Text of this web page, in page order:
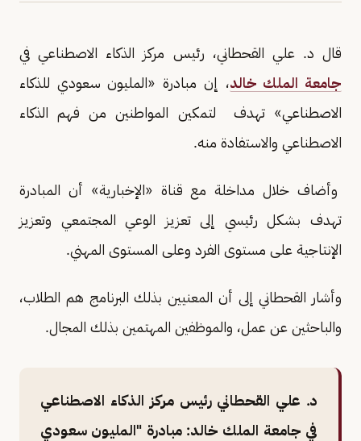
قال د. علي القحطاني، رئيس مركز الذكاء الاصطناعي في
جامعة الملك خالد، إن مبادرة «المليون سعودي للذكاء
الاصطناعي» تهدف لتمكين المواطنين من فهم الذكاء
الاصطناعي والاستفادة منه.
وأضاف خلال مداخلة مع قناة «الإخبارية» أن المبادرة
تهدف بشكل رئيسي إلى تعزيز الوعي المجتمعي وتعزيز
الإنتاجية على مستوى الفرد وعلى المستوى المهني.
وأشار القحطاني إلى أن المعنيين بذلك البرنامج هم الطلاب،
والباحثين عن عمل، والموظفين المهتمين بذلك المجال.
د. علي القحطاني رئيس مركز الذكاء الاصطناعي
في جامعة الملك خالد: مبادرة "المليون سعودي